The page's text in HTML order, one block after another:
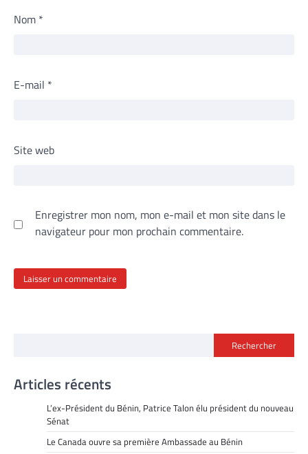
Nom *
E-mail *
Site web
Enregistrer mon nom, mon e-mail et mon site dans le
navigateur pour mon prochain commentaire.
Rechercher
Articles récents
L’ex-Président du Bénin, Patrice Talon élu président du nouveau
Sénat
Le Canada ouvre sa première Ambassade au Bénin